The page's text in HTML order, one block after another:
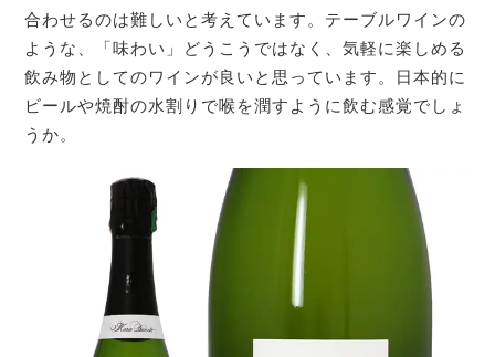
合わせるのは難しいと考えています。テーブルワインの
ような、「味わい」どうこうではなく、気軽に楽しめる
飲み物としてのワインが良いと思っています。日本的に
ビールや焼酎の水割りで喉を潤すように飲む感覚でしょ
うか。